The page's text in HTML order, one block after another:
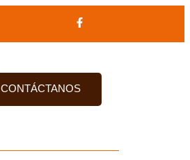
CONTÁCTANOS